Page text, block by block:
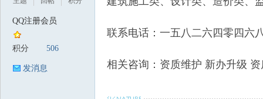
QQ注册会员
积分 506
发消息
联系电话：一五八二六四零四六
相关咨询：资质维护 新办升级